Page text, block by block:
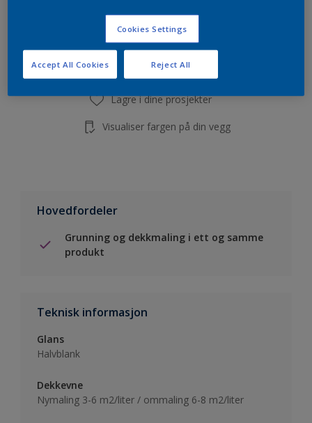
Legg i handleliste
Finn en forhandler
Lagre i dine prosjekter
Visualiser fargen på din vegg
Hovedfordeler
Grunning og dekkmaling i ett og samme
produkt
Teknisk informasjon
Glans
Halvblank
Dekkevne
Nymaling 3-6 m2/liter / ommaling 6-8 m2/liter
Cookies Settings
Reject All
Accept All Cookies